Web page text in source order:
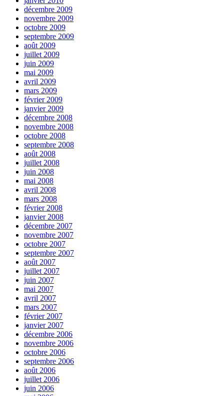
décembre 2009
novembre 2009
octobre 2009
septembre 2009
août 2009
juillet 2009
juin 2009
mai 2009
avril 2009
mars 2009
février 2009
janvier 2009
décembre 2008
novembre 2008
octobre 2008
septembre 2008
août 2008
juillet 2008
juin 2008
mai 2008
avril 2008
mars 2008
février 2008
janvier 2008
décembre 2007
novembre 2007
octobre 2007
septembre 2007
août 2007
juillet 2007
juin 2007
mai 2007
avril 2007
mars 2007
février 2007
janvier 2007
décembre 2006
novembre 2006
octobre 2006
septembre 2006
août 2006
juillet 2006
juin 2006